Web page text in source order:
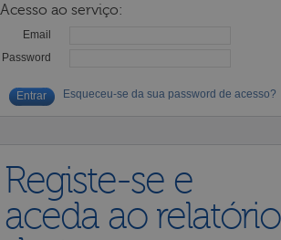
Acesso ao serviço:
Email
Password
Esqueceu-se da sua password de acesso?
Registe-se e
aceda ao relatório